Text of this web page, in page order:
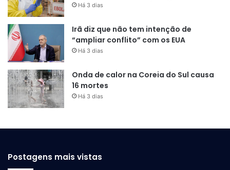
Há 3 dias
Irã diz que não tem intenção de
“ampliar conflito” com os EUA
Há 3 dias
Onda de calor na Coreia do Sul causa
16 mortes
Há 3 dias
Postagens mais vistas